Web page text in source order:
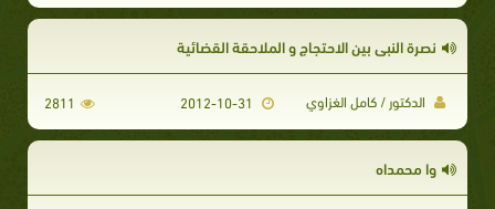
نصرة النبي بين الاحتجاج و الملاحقة القضائية
الدكتور / كامل الغزاوي 2811
وا محمداه